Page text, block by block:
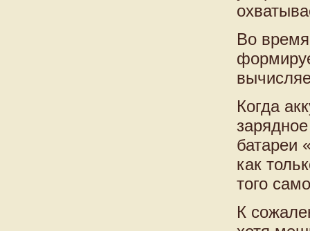
Во
Когда
батареи
как
того
К